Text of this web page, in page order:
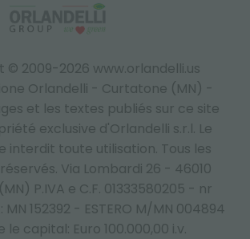
© 2009-2026 www.orlandelli.us
Orlandelli - Curtatone (MN) -
et les textes publiés sur ce site
exclusive d'Orlandelli s.r.l. Le
interdit toute utilisation. Tous les
Via Lombardi 26 - 46010
P.IVA e C.F. 01333580205 - nr
MN 152392 - ESTERO M/MN 004894
le capital: Euro 100.000,00 i.v.